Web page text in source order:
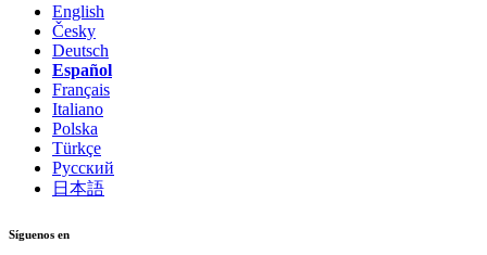
English
Česky
Deutsch
Español
Français
Italiano
Polska
Türkçe
Русский
日本語
Síguenos en